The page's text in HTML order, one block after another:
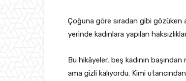
Çoğuna göre sıradan gibi gözüken
yerinde kadınlara yapılan
Bu hikâyeler, beş kadının
ama gizli kalıyordu. Kimi